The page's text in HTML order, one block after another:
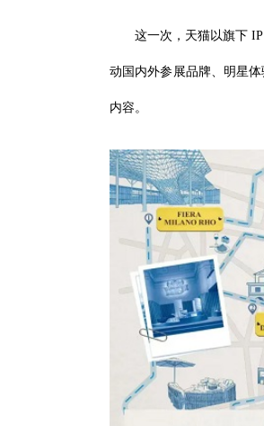
这一次，天猫以旗下
动国内外参展品牌、明星
内容。